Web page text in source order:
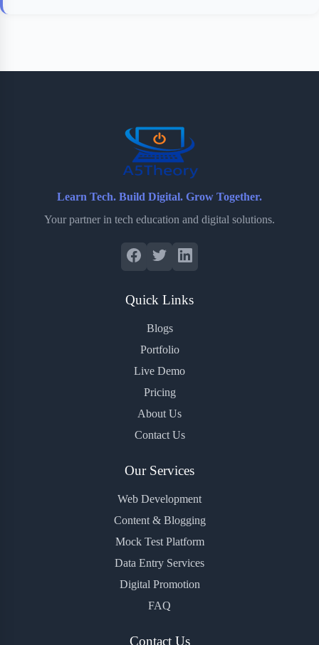
Learn Tech. Build Digital. Grow Together.
Your partner in tech education and digital solutions.
Quick Links
Blogs
Portfolio
Live Demo
Pricing
About Us
Contact Us
Our Services
Web Development
Content & Blogging
Mock Test Platform
Data Entry Services
Digital Promotion
FAQ
Contact Us